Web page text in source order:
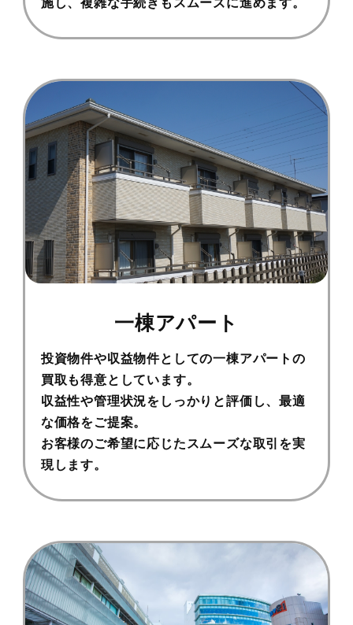
施し、複雑な手続きもスムーズに進めます。
一棟アパート
投資物件や収益物件としての一棟アパートの
買取も得意としています。
収益性や管理状況をしっかりと評価し、最適
な価格をご提案。
お客様のご希望に応じたスムーズな取引を実
現します。